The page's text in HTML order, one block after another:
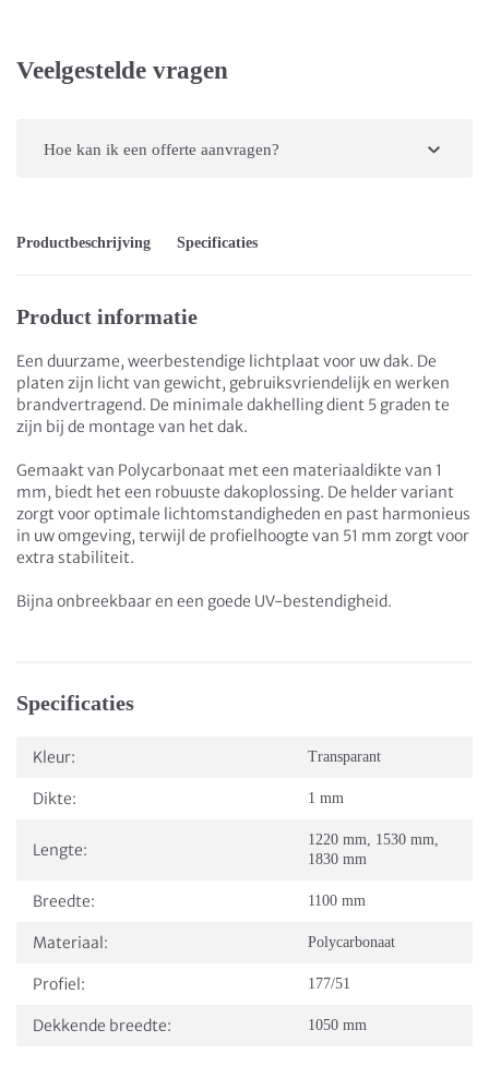
Veelgestelde vragen
Hoe kan ik een offerte aanvragen?
Productbeschrijving Specificaties
Product informatie
Een duurzame, weerbestendige lichtplaat voor uw dak. De
platen zijn licht van gewicht, gebruiksvriendelijk en werken
brandvertragend. De minimale dakhelling dient 5 graden te
zijn bij de montage van het dak.
Gemaakt van Polycarbonaat met een materiaaldikte van 1
mm, biedt het een robuuste dakoplossing. De helder variant
zorgt voor optimale lichtomstandigheden en past harmonieus
in uw omgeving, terwijl de profielhoogte van 51 mm zorgt voor
extra stabiliteit.
Bijna onbreekbaar en een goede UV-bestendigheid.
Specificaties
Kleur: Transparant
Dikte: 1 mm
Lengte:
1220 mm, 1530 mm,
1830 mm
Breedte: 1100 mm
Materiaal: Polycarbonaat
Profiel: 177/51
Dekkende breedte: 1050 mm